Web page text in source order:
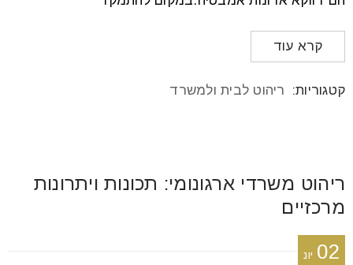
קרא עוד
קטגוריות: ריהוט לבית ולמשרד
ריהוט משרדי ארגונומי: תכונות ויתרונות
מרכזיים
02 יונ